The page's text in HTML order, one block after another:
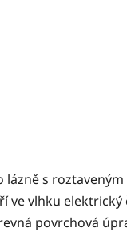
s roztaveným
ve vlhku
povrchová